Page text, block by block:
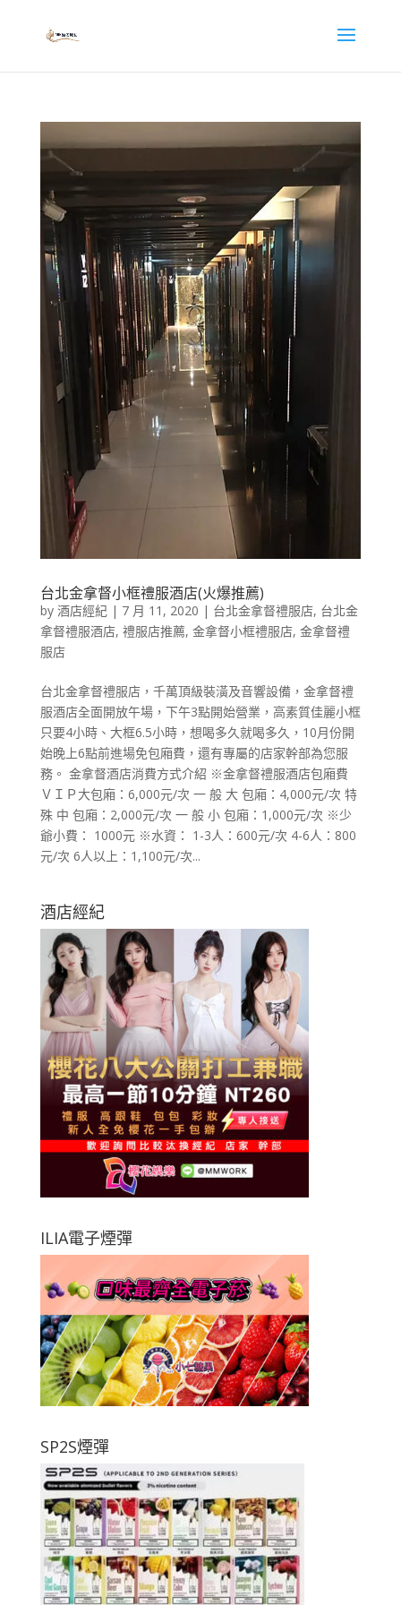
台北金拿督小框禮服酒店(火爆推薦)
by 酒店經紀| 7 月 11, 2020 | 台北金拿督禮服店, 台北金
拿督禮服酒店, 禮服店推薦, 金拿督小框禮服店, 金拿督禮
服店
台北金拿督禮服店，千萬頂級裝潢及音響設備，金拿督禮
服酒店全面開放午場，下午3點開始營業，高素質佳麗小框
只要4小時、大框6.5小時，想喝多久就喝多久，​10月份開
始晚上6點前進場免包廂費，還有專屬的店家幹部為您服
務。 金拿督酒店消費方式介紹 ​※金拿督禮服酒店包廂費
ＶＩＰ大包廂：6,000元/次 一 般 大 包廂：4,000元/次 特
殊 中 包廂：2,000元/次 一 般 小 包廂：1,000元/次 ※少
爺小費： 1000元 ※水資： 1-3人：600元/次 4-6人：800
元/次 6人以上：1,100元/次...
酒店經紀
ILIA電子煙彈
SP2S煙彈